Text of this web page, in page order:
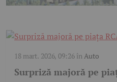
18 mart. 2026, 09:26în Auto
Surpriză majoră pe